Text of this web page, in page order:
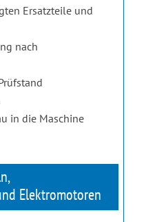
Ersatzteile und
nach
in die Maschine
Elektromotoren